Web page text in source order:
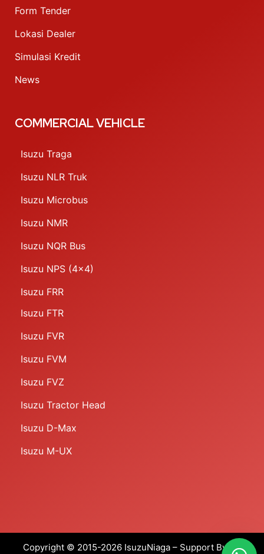
Form Tender
Lokasi Dealer
Simulasi Kredit
News
COMMERCIAL VEHICLE
Isuzu Traga
Isuzu NLR Truk
Isuzu Microbus
Isuzu NMR
Isuzu NQR Bus
Isuzu NPS (4x4)
Isuzu FRR
Isuzu FTR
Isuzu FVR
Isuzu FVM
Isuzu FVZ
Isuzu Tractor Head
Isuzu D-Max
Isuzu M-UX
Copyright © 2015-2026 IsuzuNiaga – Support By PT